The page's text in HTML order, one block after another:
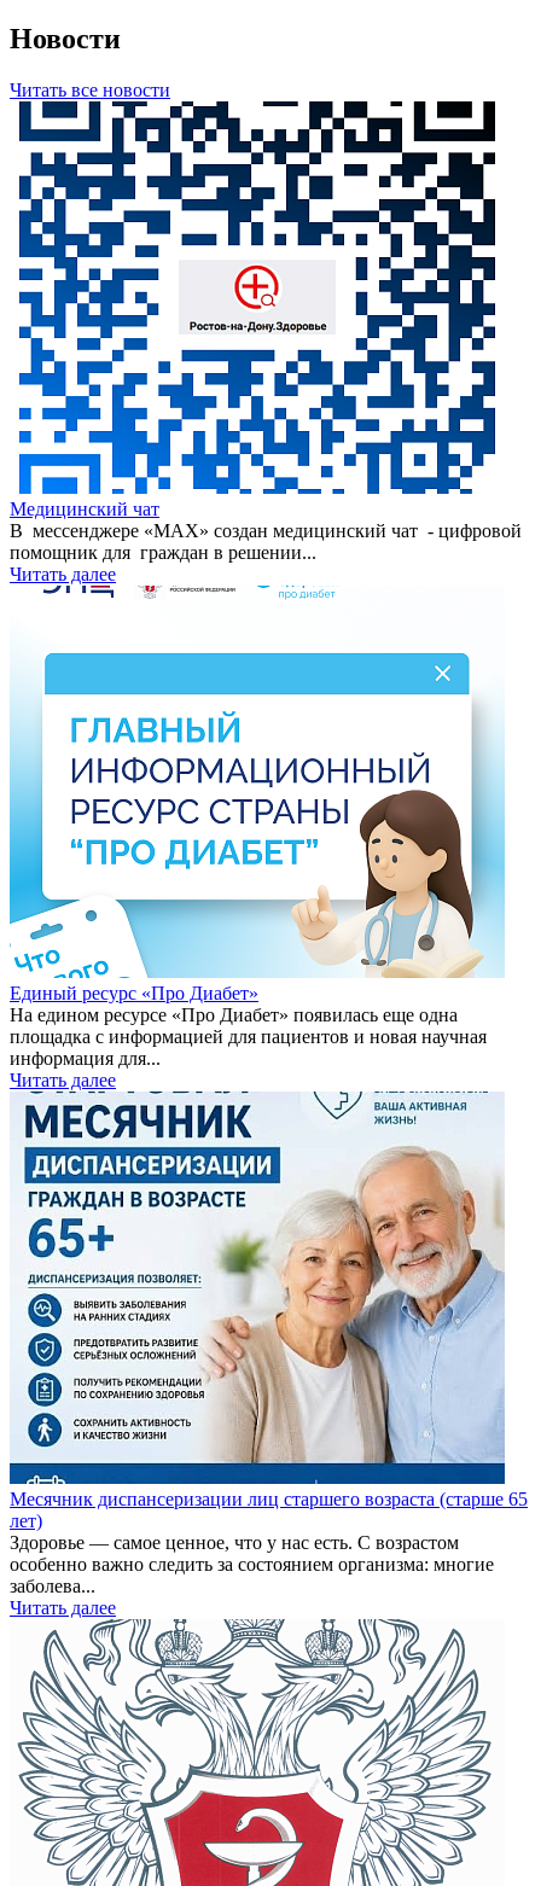
Новости
Читать все новости
Медицинский чат
В мессенджере «МАХ» создан медицинский чат - цифровой
помощник для граждан в решении...
Читать далее
Единый ресурс «Про Диабет»
На едином ресурсе «Про Диабет» появилась еще одна
площадка с информацией для пациентов и новая научная
информация для...
Читать далее
Месячник диспансеризации лиц старшего возраста (старше 65
лет)
Здоровье — самое ценное, что у нас есть. С возрастом
особенно важно следить за состоянием организма: многие
заболева...
Читать далее